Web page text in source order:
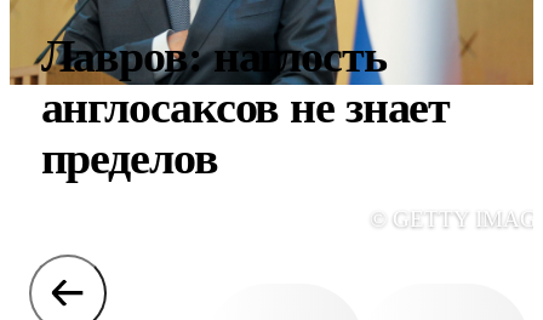
Лавров: наглость
англосаксов не знает
пределов
© GETTY